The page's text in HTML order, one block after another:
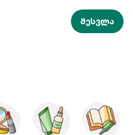
შესვლა